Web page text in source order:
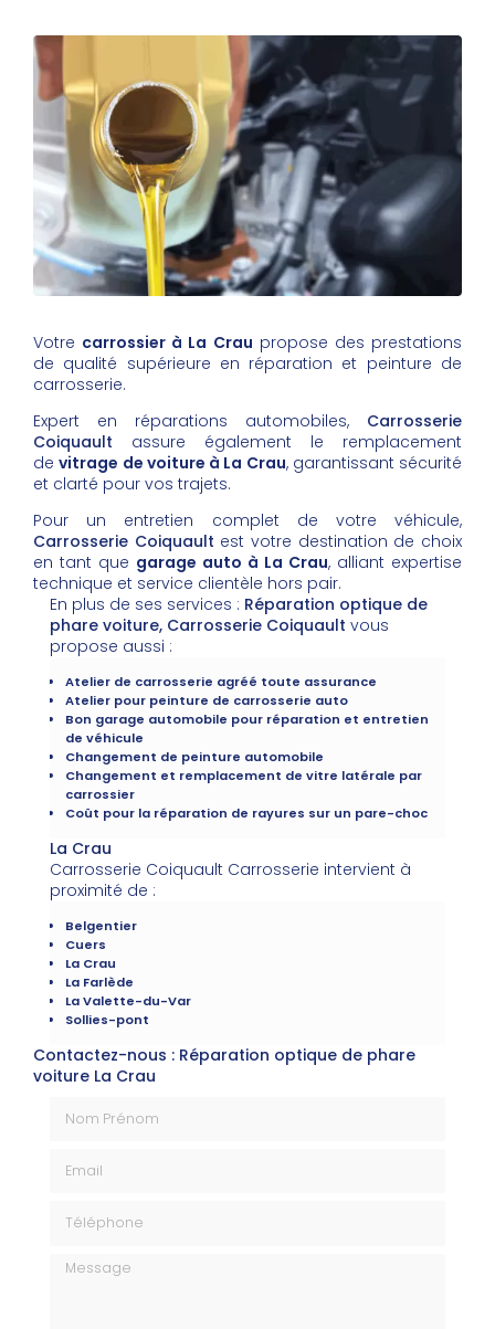
Votre carrossier à La Crau propose des prestations
de qualité supérieure en réparation et peinture de
carrosserie.
Expert en réparations automobiles, Carrosserie
Coiquault assure également le remplacement
devitrage de voiture à La Crau, garantissant sécurité
et clarté pour vos trajets.
Pour un entretien complet de votre véhicule,
Carrosserie Coiquault est votre destination de choix
en tant que garage auto à La Crau, alliant expertise
technique et service clientèle hors pair.
En plus de ses services : Réparation optique de
phare voiture, Carrosserie Coiquault vous
propose aussi :
Atelier de carrosserie agréé toute assurance
Atelier pour peinture de carrosserie auto
Bon garage automobile pour réparation et entretien
de véhicule
Changement de peinture automobile
Changement et remplacement de vitre latérale par
carrossier
Coût pour la réparation de rayures sur un pare-choc
La Crau
Carrosserie Coiquault Carrosserie intervient à
proximité de :
Belgentier
Cuers
La Crau
La Farlède
La Valette-du-Var
Sollies-pont
Contactez-nous : Réparation optique de phare
voiture La Crau
Message